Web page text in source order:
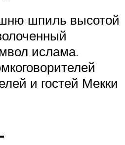
шпиль высотой
ислама.
и гостей Мекки